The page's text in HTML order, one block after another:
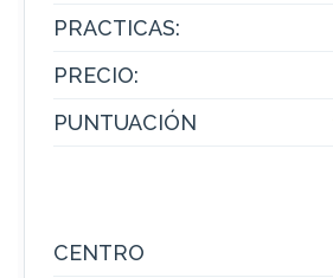
PRACTICAS:
PRECIO:
PUNTUACIÓN
CENTRO